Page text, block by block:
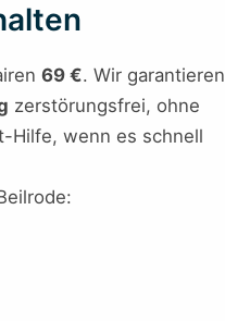
69 €. Wir garantieren
zerstörungsfrei, ohne
Hilfe, wenn es schnell